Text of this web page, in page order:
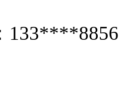
133****8856